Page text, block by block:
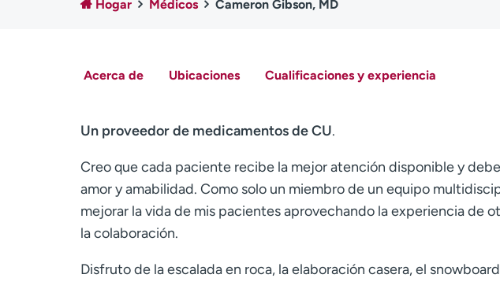
Hogar Médicos Cameron Gibson, MD
Acerca de Ubicaciones Cualificaciones y experiencia
Un proveedor de medicamentos de CU.
Creo que cada paciente recibe la mejor atención disponible y
amor y amabilidad. Como solo un miembro de un equipo
mejorar la vida de mis pacientes aprovechando la experiencia de
la colaboración.
Disfruto de la escalada en roca, la elaboración casera, el